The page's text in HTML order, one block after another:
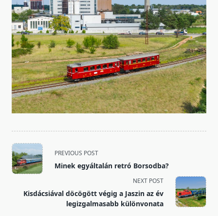
<span
class="nav-
subtitle
reader-
text">Page</span>
PREVIOUS POST
Minek egyáltalán retró Borsodba?
NEXT POST
Kisdácsiával döcögött végig a Jaszin az év
legizgalmasabb különvonata